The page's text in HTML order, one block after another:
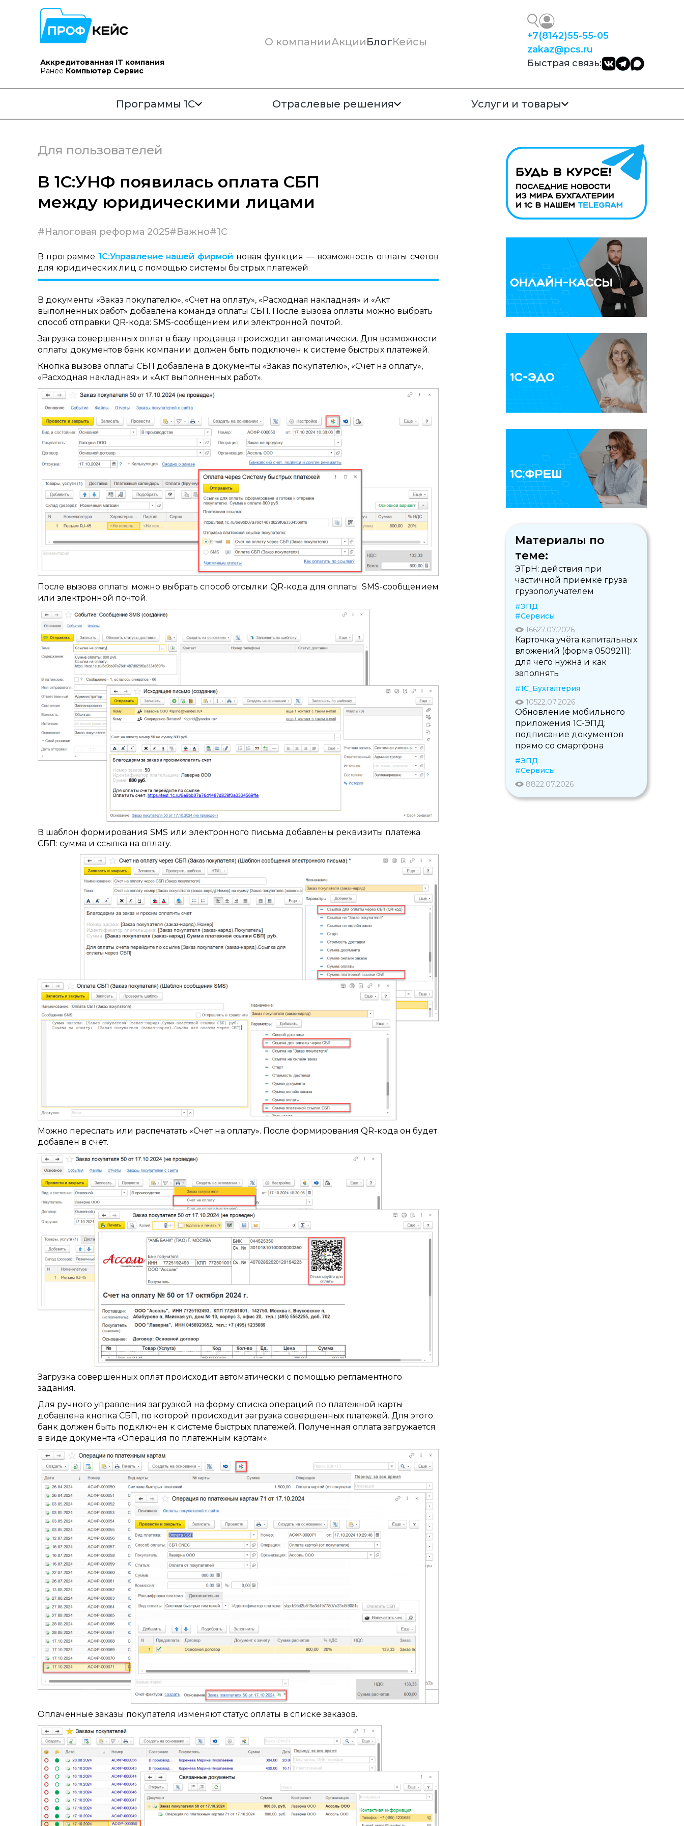
Аккредитованная IT компания
Ранее Компьютер Сервис
О компанииАкцииБлогКейсы
+7(8142)55-55-05
zakaz@pcs.ru
Быстрая связь:
Программы 1С Отраслевые решения Услуги и товары
Для пользователей
В 1С:УНФ появилась оплата СБП
между юридическими лицами
#Налоговая реформа 2025#Важно#1С
В программе 1С:Управление нашей фирмой новая функция — возможность оплаты счетов
для юридических лиц с помощью системы быстрых платежей
В документы «Заказ покупателю», «Счет на оплату», «Расходная накладная» и «Акт
выполненных работ» добавлена команда оплаты СБП. После вызова оплаты можно выбрать
способ отправки QR-кода: SMS-сообщением или электронной почтой.
Загрузка совершенных оплат в базу продавца происходит автоматически. Для возможности
оплаты документов банк компании должен быть подключен к системе быстрых платежей.
Кнопка вызова оплаты СБП добавлена в документы «Заказ покупателю», «Счет на оплату»,
«Расходная накладная» и «Акт выполненных работ».
После вызова оплаты можно выбрать способ отсылки QR-кода для оплаты: SMS-сообщением
или электронной почтой.
В шаблон формирования SMS или электронного письма добавлены реквизиты платежа
СБП: сумма и ссылка на оплату.
Можно переслать или распечатать «Счет на оплату». После формирования QR-кода он будет
добавлен в счет.
Загрузка совершенных оплат происходит автоматически с помощью регламентного
задания.
Для ручного управления загрузкой на форму списка операций по платежной карты
добавлена кнопка СБП, по которой происходит загрузка совершенных платежей. Для этого
банк должен быть подключен к системе быстрых платежей. Полученная оплата загружается
в виде документа «Операция по платежным картам».
Оплаченные заказы покупателя изменяют статус оплаты в списке заказов.
Материалы по
теме:
ЭТрН: действия при
частичной приемке груза
грузополучателем
#ЭПД
#Сервисы
16627.07.2026
Карточка учёта капитальных
вложений (форма 0509211):
для чего нужна и как
заполнять
#1С_Бухгалтерия
10522.07.2026
Обновление мобильного
приложения 1С-ЭПД:
подписание документов
прямо со смартфона
#ЭПД
#Сервисы
8822.07.2026